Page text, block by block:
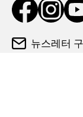
뉴스레터